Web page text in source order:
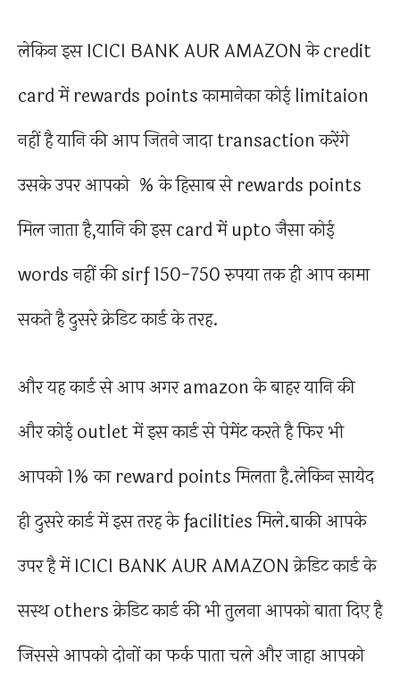
लेकिन इस ICICI BANK AUR AMAZON के credit
card में rewards points कामानेका कोई limitaion
नहीं है यानि की आप जितने जादा transaction करेंगे
उसके उपर आपको % के हिसाब से rewards points
मिल जाता है,यानि की इस card में upto जैसा कोई
words नहीं की sirf 150-750 रुपया तक ही आप कामा
सकते है दुसरे क्रेडिट कार्ड के तरह.
और यह कार्ड से आप अगर amazon के बाहर यानि की
और कोई outlet में इस कार्ड से पेमेंट करते है फिर भी
आपको 1% का reward points मिलता है.लेकिन सायेद
ही दुसरे कार्ड में इस तरह के facilities मिले.बाकी आपके
उपर है में ICICI BANK AUR AMAZON क्रेडिट कार्ड के
सस्थ others क्रेडिट कार्ड की भी तुलना आपको बाता दिए है
जिससे आपको दोनों का फर्क पाता चले और जाहा आपको